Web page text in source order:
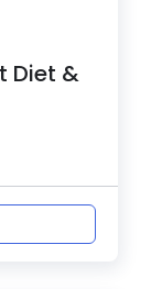
Diet &